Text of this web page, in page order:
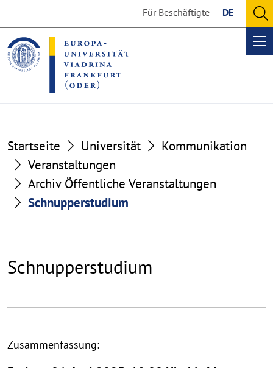
the
content
section
the
footer
section
Für Beschäftigte DE
Startseite Universität
Kommunikation
Veranstaltungen
Archiv Öffentliche Veranstaltungen
Schnupperstudium
Schnupperstudium
Zusammenfassung: